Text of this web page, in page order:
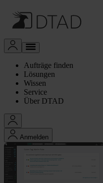
Aufträge finden
Lösungen
Wissen
Service
Über DTAD
Anmelden